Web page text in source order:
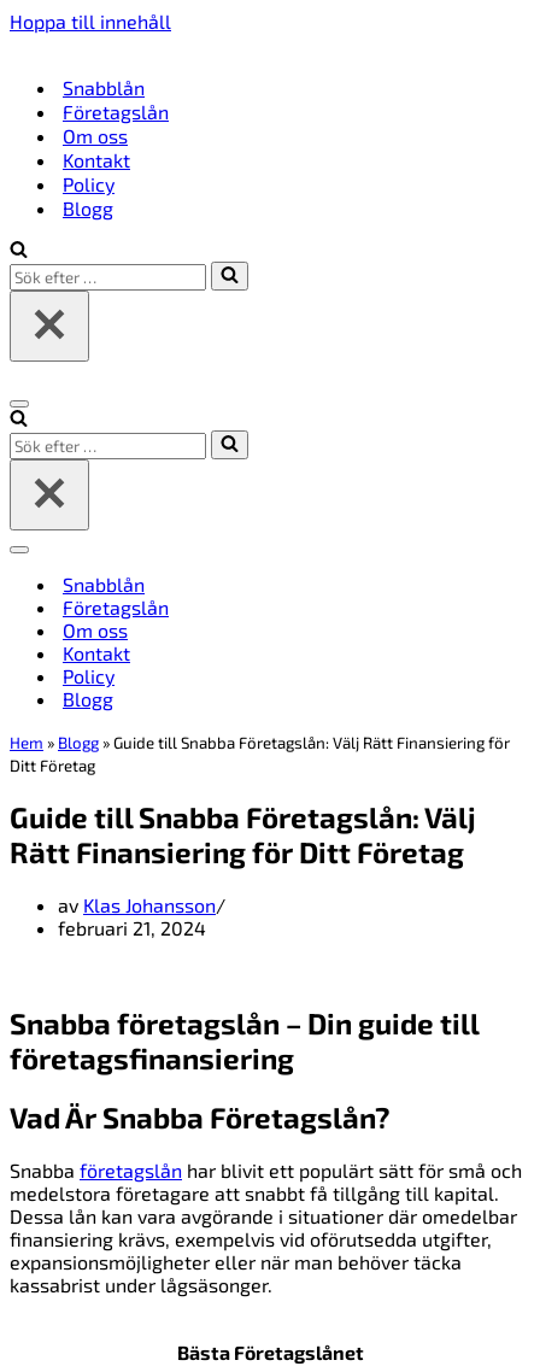
Hoppa till innehåll
Snabblån
Företagslån
Om oss
Kontakt
Policy
Blogg
Sök
efter
Navigeringsmeny
Sök
efter
Navigeringsmeny
Snabblån
Företagslån
Om oss
Kontakt
Policy
Blogg
Hem » Blogg »Guide till Snabba Företagslån: Välj Rätt Finansiering för
Ditt Företag
Guide till Snabba Företagslån: Välj
Rätt Finansiering för Ditt Företag
av Klas Johansson
februari 21, 2024
Snabba företagslån – Din guide till
företagsfinansiering
Vad Är Snabba Företagslån?
Snabba företagslån har blivit ett populärt sätt för små och
medelstora företagare att snabbt få tillgång till kapital.
Dessa lån kan vara avgörande i situationer där omedelbar
finansiering krävs, exempelvis vid oförutsedda utgifter,
expansionsmöjligheter eller när man behöver täcka
kassabrist under lågsäsonger.
Bästa Företagslånet